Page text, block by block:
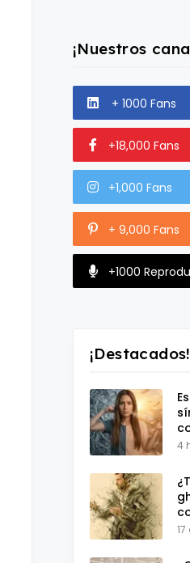
¡Nuestros
+ 1000 Fans
+18,000 Fans
+1,000 Fans
+ 9,000 Fans
+1000
¡Destacados!
4